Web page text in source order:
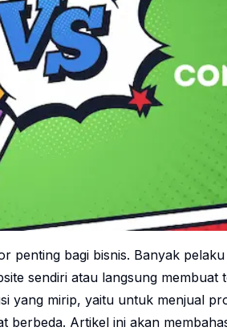
penting bagi bisnis. Banyak
sendiri atau langsung membuat
yang mirip, yaitu untuk menjual
berbeda. Artikel ini akan